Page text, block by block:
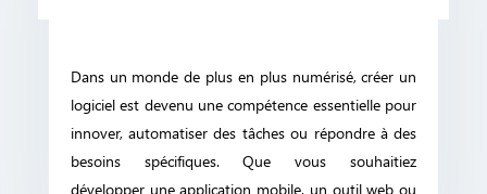
Dans un monde de plus en plus numérisé, créer un
logiciel est devenu une compétence essentielle pour
innover, automatiser des tâches ou répondre à des
besoins spécifiques. Que vous souhaitiez
développer une application mobile, un outil web ou